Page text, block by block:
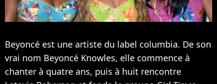
Beyoncé est une artiste du label columbia. De son
vrai nom Beyoncé Knowles, elle commence à
chanter à quatre ans, puis à huit rencontre